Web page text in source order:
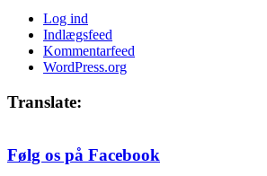
Log ind
Indlægsfeed
Kommentarfeed
WordPress.org
Translate:
Følg os på Facebook